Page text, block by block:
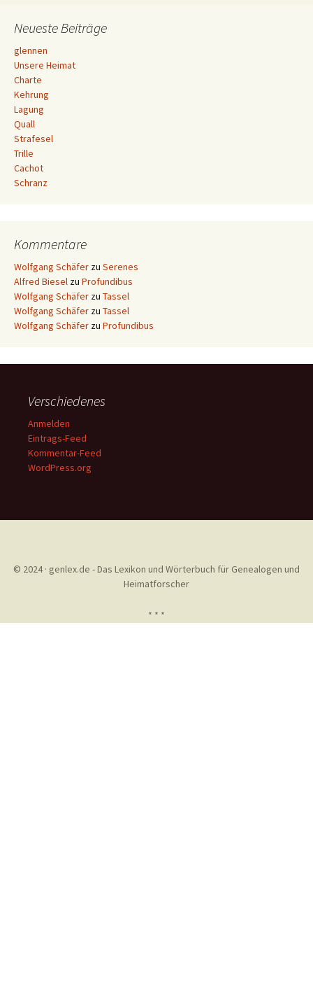
Neueste Beiträge
glennen
Unsere Heimat
Charte
Kehrung
Lagung
Quall
Strafesel
Trille
Cachot
Schranz
Kommentare
Wolfgang Schäfer zu Serenes
Alfred Biesel zu Profundibus
Wolfgang Schäfer zu Tassel
Wolfgang Schäfer zu Tassel
Wolfgang Schäfer zu Profundibus
Verschiedenes
Anmelden
Eintrags-Feed
Kommentar-Feed
WordPress.org
© 2024 · genlex.de - Das Lexikon und Wörterbuch für Genealogen und
Heimatforscher
* * *